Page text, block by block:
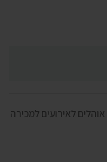
אוהלים לאירועים למכירה